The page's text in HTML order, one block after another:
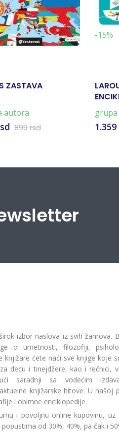
ZASTAVA
autora
899 rsd
-15%
izbor naslova iz svih žanrova.
o umetnosti, filozofiji,
ćete naći sve knjige koje
decu i tinejdžere, kao i rečnici,
saradnji sa vodećim
knjižarske hitove. U našoj
i obimne enciklopedije.
i povoljnu online kupovinu, uz
od 30%, 40%, pa čak i